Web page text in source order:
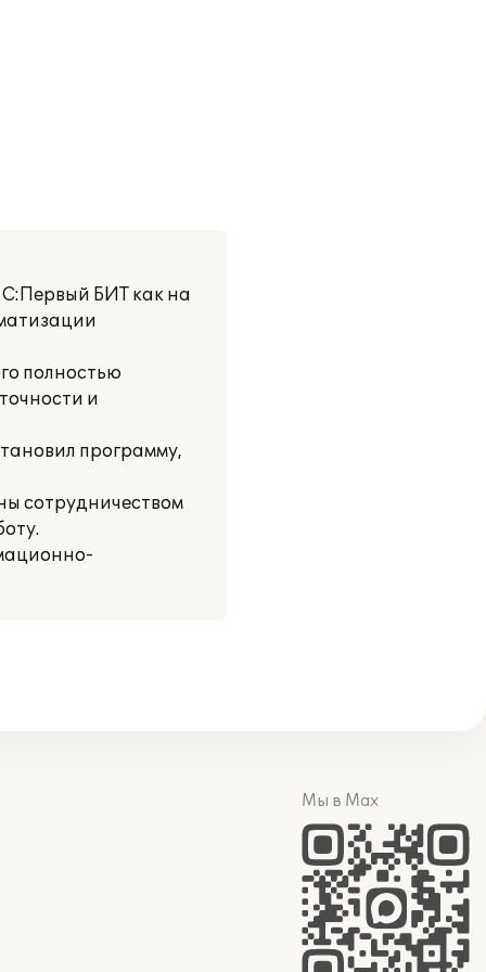
БИТ как на
полностью
и
программу,
сотрудничеством
Мы в Max